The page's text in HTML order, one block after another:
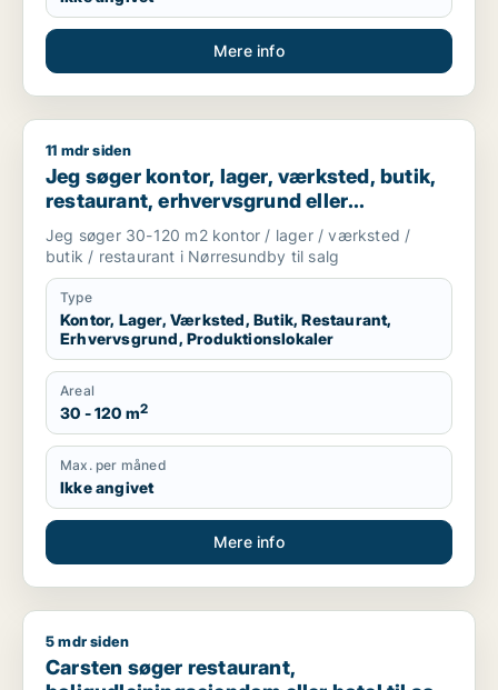
Mere info
Jeg søger kontor, lager, værksted, butik, restaurant,
11 mdr siden
Jeg søger kontor, lager, værksted, butik,
restaurant, erhvervsgrund eller
produktionslokaler til salg i Nørresundby
Jeg søger 30-120 m2 kontor / lager / værksted /
butik / restaurant i Nørresundby til salg
Type
Kontor, Lager, Værksted, Butik, Restaurant,
Erhvervsgrund, Produktionslokaler
Areal
30 - 120 m2
Max. per måned
Ikke angivet
Mere info
Carsten søger restaurant, boligudlejningsejendom eller
5 mdr siden
Carsten søger restaurant,